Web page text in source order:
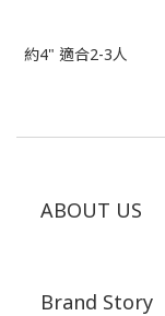
約4" 適合2-3人
ABOUT US
Brand Story